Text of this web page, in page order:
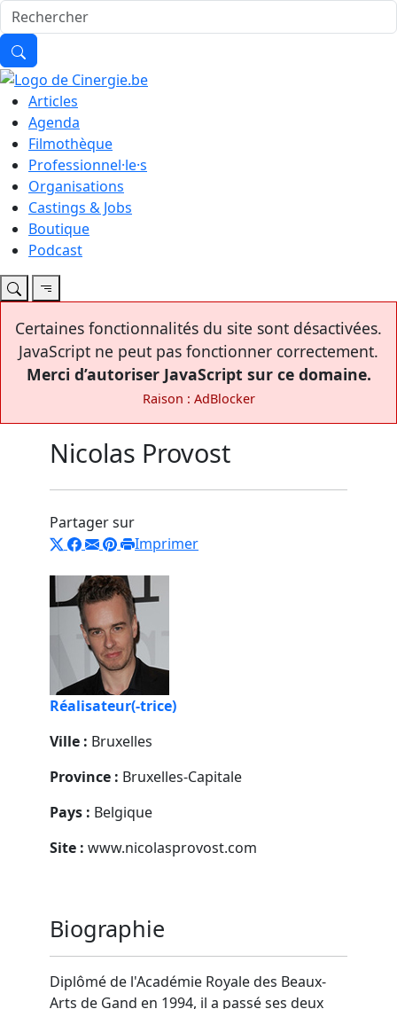
Articles
Agenda
Filmothèque
Professionnel·le·s
Organisations
Castings & Jobs
Boutique
Podcast
Certaines fonctionnalités du site sont désactivées.
JavaScript ne peut pas fonctionner correctement.
Merci d’autoriser JavaScript sur ce domaine.
Raison : AdBlocker
Nicolas Provost
Partager sur
Imprimer
Réalisateur(-trice)
Ville : Bruxelles
Province : Bruxelles-Capitale
Pays : Belgique
Site : www.nicolasprovost.com
Biographie
Diplômé de l'Académie Royale des Beaux-
Arts de Gand en 1994, il a passé ses deux